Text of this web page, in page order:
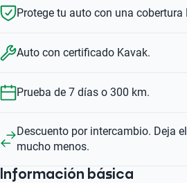
Protege tu auto con una cobertura
Auto con certificado Kavak.
Prueba de 7 días o 300 km.
Descuento por intercambio. Deja
mucho menos.
Información básica